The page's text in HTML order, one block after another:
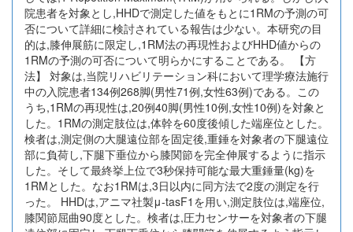
院患者を対象とし,HHDで測定した値をもとに1RMの予測の可
否について詳細に検討されている報告は少ない。本研究の目
的は,膝伸展筋に限定し,1RM法の再現性およびHHD値からの
1RMの予測の可否について明らかにすることである。 【方
法】 対象は,当院リハビリテーション科において理学療法施行
中の入院患者134例268脚(男性71例,女性63例)である。この
うち,1RMの再現性は,20例40脚(男性10例,女性10例)を対象と
した。1RMの測定肢位は,体幹を60度後傾した端座位とした。
検者は,測定側の大腿遠位部を固定後,重錘を対象者の下腿遠位
部に負荷し,下腿下垂位から膝関節を完全伸展するように指示
した。そして最終挙上位で3秒保持可能な最大重錘量(kg)を
1RMとした。なお1RMは,3日以内に同方法で2度の測定を行
った。 HHDは,アニマ社製μ-tasF1を用い,測定肢位は,端座位,
膝関節屈曲90度とした。検者は,圧力センサーを対象者の下腿